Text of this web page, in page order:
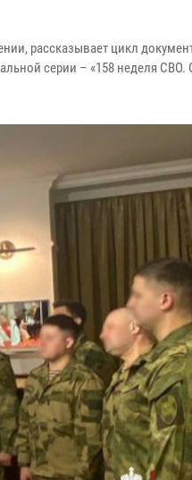
рассказывает цикл
серии – «158 неделя СВО.